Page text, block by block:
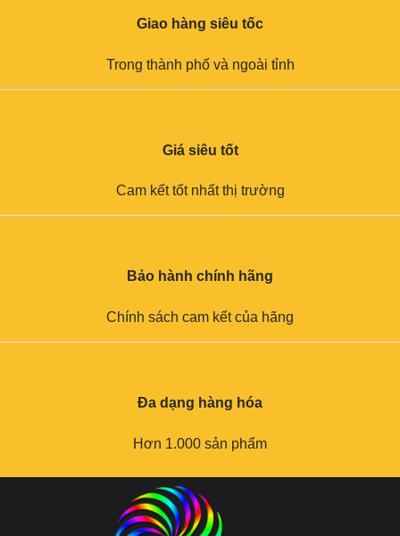
Giao hàng siêu tốc
Trong thành phố và ngoài tỉnh
Giá siêu tốt
Cam kết tốt nhất thị trường
Bảo hành chính hãng
Chính sách cam kết của hãng
Đa dạng hàng hóa
Hơn 1.000 sản phẩm